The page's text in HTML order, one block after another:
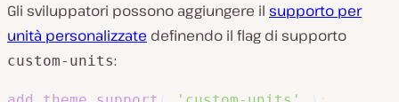
Gli sviluppatori possono aggiungere il supporto per
unità personalizzate definendo il flag di supporto
custom-units: